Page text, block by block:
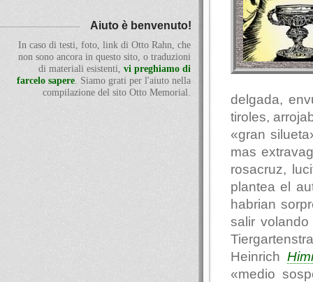
delgada,
tiroles,
«gran
mas
rosacruz,
plantea el
habrian
salir
Heinrich
«medio
Aiuto è benvenuto!
In caso di testi, foto, link di Otto Rahn, che
non sono ancora in questo sito, o traduzioni
di materiali esistenti, vi preghiamo di
farcelo sapere. Siamo grati per l'aiuto nella
compilazione del sito Otto Memorial.